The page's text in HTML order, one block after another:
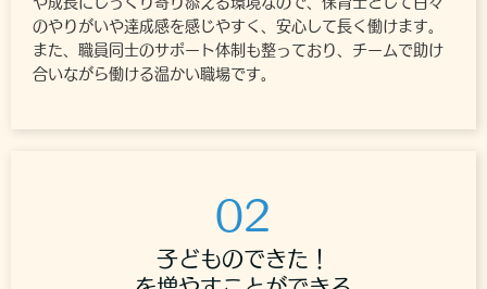
のやりがいや達成感を感じやすく、安心して長く働けます。
また、職員同士のサポート体制も整っており、チームで助け
合いながら働ける温かい職場です。
02
子どものできた！